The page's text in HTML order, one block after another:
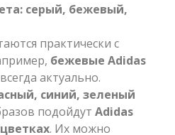
серый, бежевый,
практически с
бежевые Adidas
актуально.
синий, зеленый
подойдут Adidas
. Их можно